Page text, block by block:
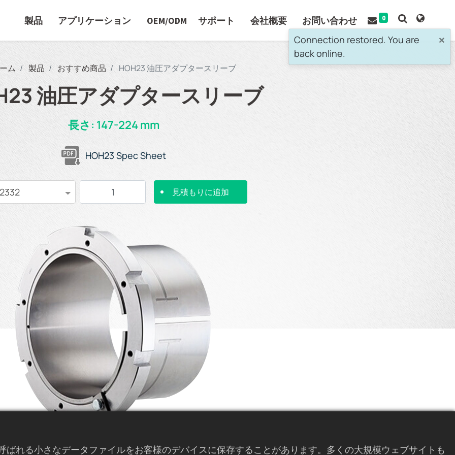
製品 アプリケーション OEM/ODM サポート 会社概要 お問い合わせ 0
ム 製品 おすすめ商品 HOH23 油圧アダプタースリーブ
油圧アダプタースリーブ
長さ: 147-224 mm
HOH23 Spec Sheet
見積もりに追加
れる小さなデータファイルをお客様のデバイスに保存することがあります。多くの大規模ウェブサイトも
×
Connection restored. You are
back online.